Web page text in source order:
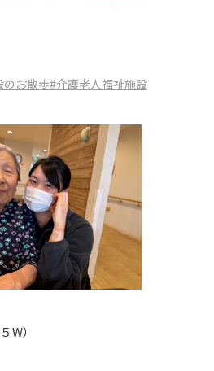
のお散歩#介護老人福祉施設
W）